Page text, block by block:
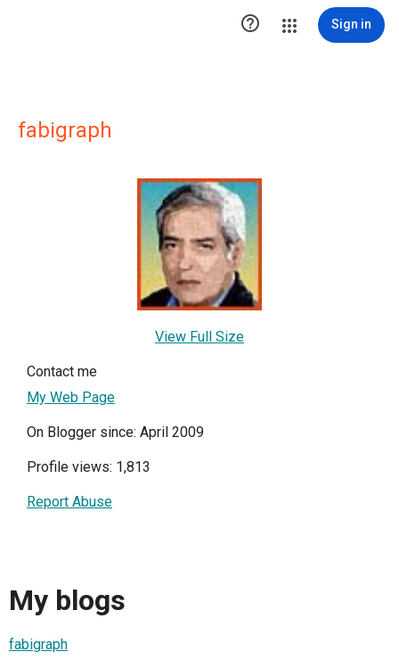
 Sign in
fabigraph
View Full Size
Contact me
My Web Page
On Blogger since: April 2009
Profile views: 1,813
Report Abuse
My blogs
fabigraph